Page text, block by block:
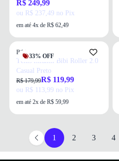
R$ 249,99
ou R$ 237,49 no Pix
em até 4x de R$ 62,49
33% OFF
Bibi
Tênis Infantil Bibi Roller 2.0
Casual Preto
R$ 179,99R$ 119,99
ou R$ 113,99 no Pix
em até 2x de R$ 59,99
1 2 3 4